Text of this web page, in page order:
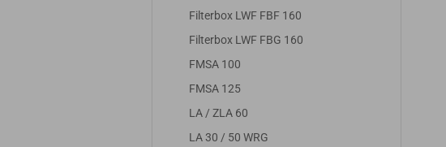
Filterbox LWF FBF 160
Filterbox LWF FBG 160
FMSA 100
FMSA 125
LA / ZLA 60
LA 30 / 50 WRG